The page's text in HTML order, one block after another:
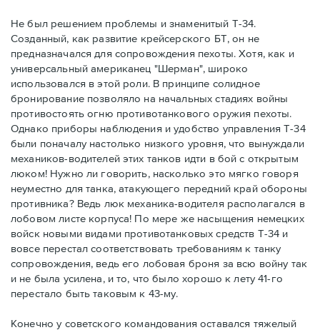
Не был решением проблемы и знаменитый Т-34.
Созданный, как развитие крейсерского БТ, он не
предназначался для сопровождения пехоты. Хотя, как и
универсальный американец "Шерман", широко
использовался в этой роли. В принципе солидное
бронирование позволяло на начальных стадиях войны
противостоять огню противотанкового оружия пехоты.
Однако приборы наблюдения и удобство управления Т-34
были поначалу настолько низкого уровня, что вынуждали
механиков-водителей этих танков идти в бой с открытым
люком! Нужно ли говорить, насколько это мягко говоря
неуместно для танка, атакующего передний край обороны
противника? Ведь люк механика-водителя располагался в
лобовом листе корпуса! По мере же насыщения немецких
войск новыми видами противотанковых средств Т-34 и
вовсе перестал соответствовать требованиям к танку
сопровождения, ведь его лобовая броня за всю войну так
и не была усилена, и то, что было хорошо к лету 41-го
перестало быть таковым к 43-му.
Конечно у советского командования оставался тяжелый